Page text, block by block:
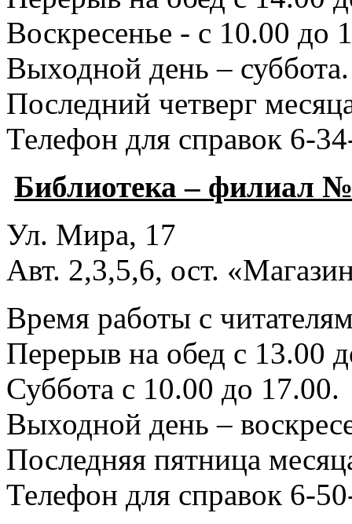
Воскресенье - с 10.00 до
Выходной день – суббота.
Последний четверг
Телефон для справок 6-
Библиотека – филиал
Ул. Мира, 17
Авт. 2,3,5,6, ост.
Время работы с
Перерыв на обед с 13.00
Суббота с 10.00 до 17.00.
Выходной день –
Последняя пятница
Телефон для справок 6-